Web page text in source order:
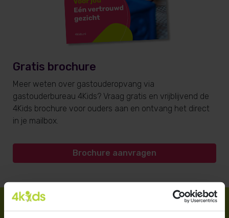
Gratis brochure
Meer weten over gastouderopvang via
gastouderbureau 4Kids? Vraag gratis en vrijblijvend de
4Kids brochure voor ouders aan en ontvang het direct
in je mailbox.
Brochure aanvragen